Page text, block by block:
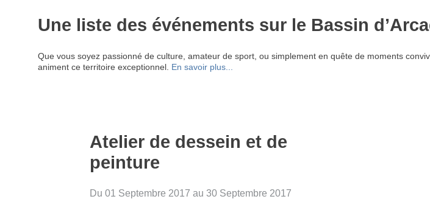
Une liste des événements sur le Bassin
Que vous soyez passionné de culture, amateur de sport, ou simplement en quête de moments
animent ce territoire exceptionnel. En savoir plus...
Atelier de dessein et de
peinture
Du 01 Septembre 2017 au 30 Septembre 2017